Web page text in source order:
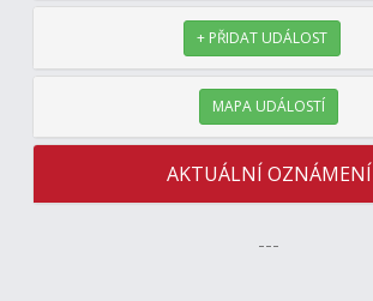
+ PŘIDAT UDÁLOST
MAPA UDÁLOSTÍ
AKTUÁLNÍ OZNÁMENÍ
---